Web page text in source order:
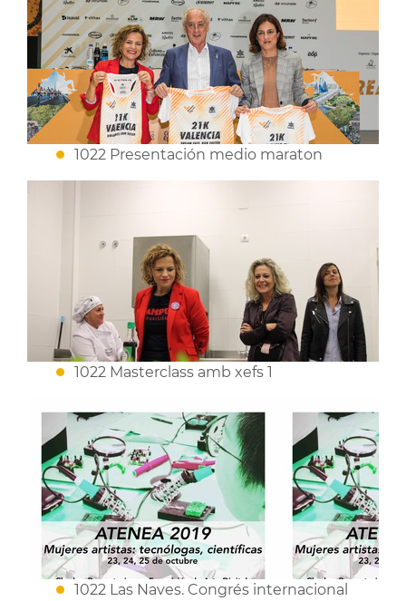
1022 Presentación medio maraton
1022 Masterclass amb xefs 1
1022 Las Naves. Congrés internacional